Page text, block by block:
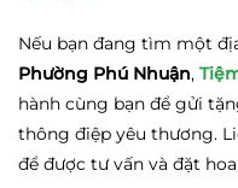
Nếu bạn đang tìm một
Phường Phú Nhuận,
hành cùng bạn để gửi
thông điệp yêu thương.
để được tư vấn và đặt